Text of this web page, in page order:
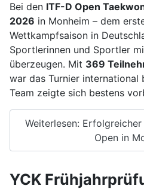
Bei den ITF-D Open
2026 in Monheim – dem
Wettkampfsaison in
Sportlerinnen und Sportler
überzeugen. Mit 369
war das Turnier international
Team zeigte sich bestens
Weiterlesen:
Open in
YCK